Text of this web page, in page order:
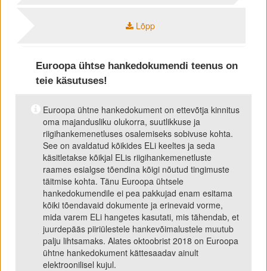
Lõpp
Euroopa ühtse hankedokumendi teenus on
teie käsutuses!
Euroopa ühtne hankedokument on ettevõtja kinnitus
oma majandusliku olukorra, suutlikkuse ja
riigihankemenetluses osalemiseks sobivuse kohta.
See on avaldatud kõikides ELi keeltes ja seda
käsitletakse kõikjal ELis riigihankemenetluste
raames esialgse tõendina kõigi nõutud tingimuste
täitmise kohta. Tänu Euroopa ühtsele
hankedokumendile ei pea pakkujad enam esitama
kõiki tõendavaid dokumente ja erinevaid vorme,
mida varem ELi hangetes kasutati, mis tähendab, et
juurdepääs piiriülestele hankevõimalustele muutub
palju lihtsamaks. Alates oktoobrist 2018 on Euroopa
ühtne hankedokument kättesaadav ainult
elektroonilisel kujul.